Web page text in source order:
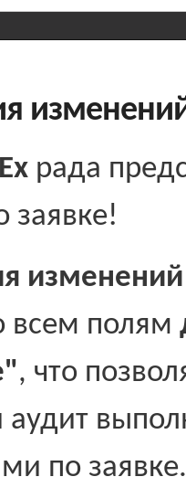
рада
заявке!
изменений
всем полям
, что
аудит
по заявке.